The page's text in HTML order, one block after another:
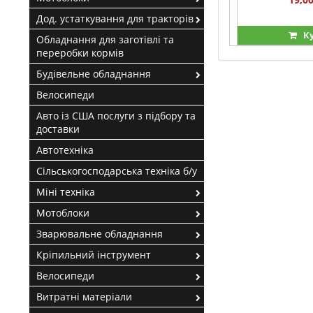
Дод. устаткування для тракторів
Обладнання для заготівлі та
переробки кормів
Будівельне обладнання
Велосипеди
Авто із США послуги з підбору та
доставки
Автотехніка
Сільськогосподарська техніка б/у
Міні техніка
Мотоблоки
Зварювальне обладнання
Кріпильний інструмент
Велосипеди
Витратні матеріали